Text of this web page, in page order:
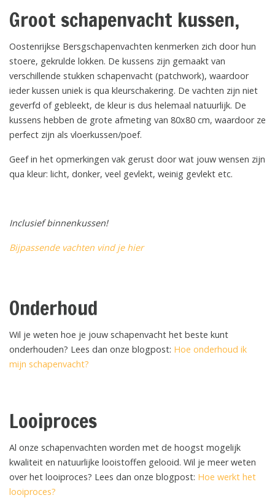
Groot schapenvacht kussen,
Oostenrijkse Bersgschapenvachten kenmerken zich door hun
stoere, gekrulde lokken. De kussens zijn gemaakt van
verschillende stukken schapenvacht (patchwork), waardoor
ieder kussen uniek is qua kleurschakering. De vachten zijn niet
geverfd of gebleekt, de kleur is dus helemaal natuurlijk. De
kussens hebben de grote afmeting van 80x80 cm, waardoor ze
perfect zijn als vloerkussen/poef.
Geef in het opmerkingen vak gerust door wat jouw wensen zijn
qua kleur: licht, donker, veel gevlekt, weinig gevlekt etc.
Inclusief binnenkussen!
Bijpassende vachten vind je hier
Onderhoud
Wil je weten hoe je jouw schapenvacht het beste kunt
onderhouden? Lees dan onze blogpost: Hoe onderhoud ik
mijn schapenvacht?
Looiproces
Al onze schapenvachten worden met de hoogst mogelijk
kwaliteit en natuurlijke looistoffen gelooid. Wil je meer weten
over het looiproces? Lees dan onze blogpost: Hoe werkt het
looiproces?